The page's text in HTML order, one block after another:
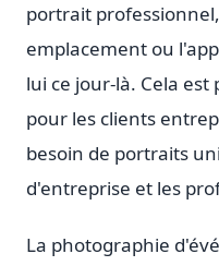
portrait
emplacement ou
lui ce jour-là. Cela
pour les clients
besoin de portraits
d'entreprise et les
La photographie